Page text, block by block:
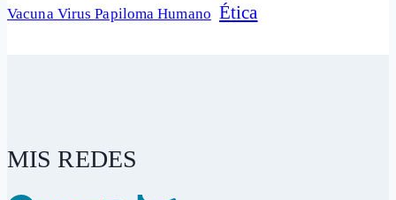
Vacuna Virus Papiloma Humano Ética
MIS REDES